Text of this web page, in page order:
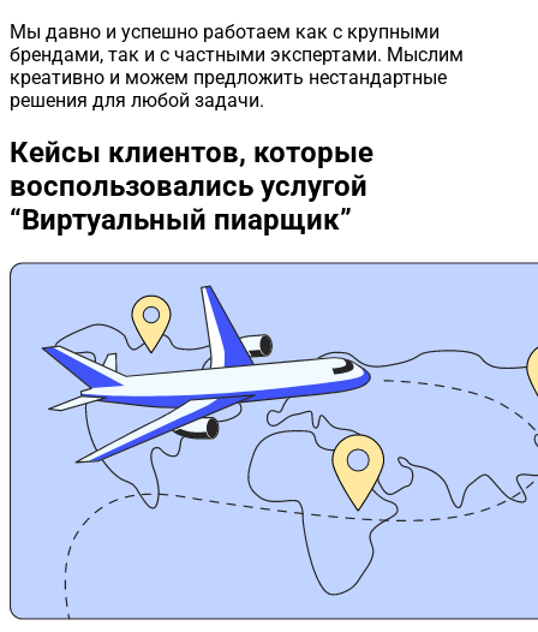
Мы давно и успешно работаем как с крупными
брендами, так и с частными экспертами. Мыслим
креативно и можем предложить нестандартные
решения для любой задачи.
Кейсы клиентов, которые
воспользовались услугой
“Виртуальный пиарщик”